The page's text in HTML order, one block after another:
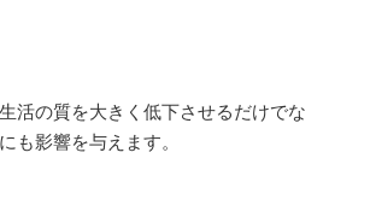
活の質を大きく低下させるだけでな
も影響を与えます。